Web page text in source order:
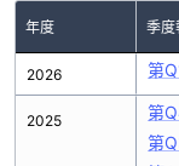
年度 季度
2026
2025
第
第
第